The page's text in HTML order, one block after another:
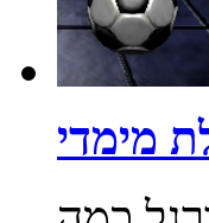
מימדי